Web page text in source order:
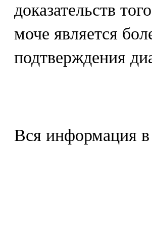
доказательств
моче является
подтверждения
Вся информация в